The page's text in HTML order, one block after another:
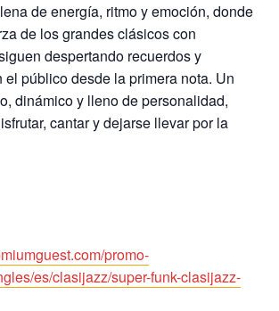
de energía, ritmo y emoción, donde
de los grandes clásicos con
despertando recuerdos y
el público desde la primera nota. Un
dinámico y lleno de personalidad,
cantar y dejarse llevar por la
promo-
es/clasijazz/super-funk-clasijazz-